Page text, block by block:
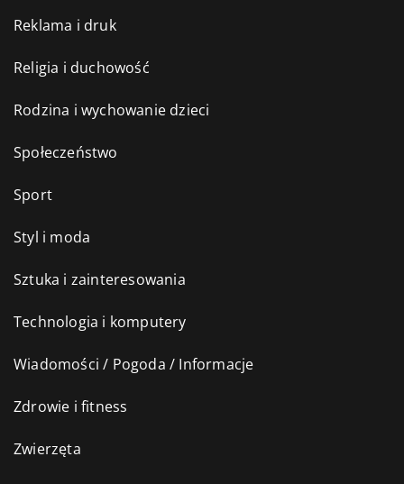
Reklama i druk
Religia i duchowość
Rodzina i wychowanie dzieci
Społeczeństwo
Sport
Styl i moda
Sztuka i zainteresowania
Technologia i komputery
Wiadomości / Pogoda / Informacje
Zdrowie i fitness
Zwierzęta